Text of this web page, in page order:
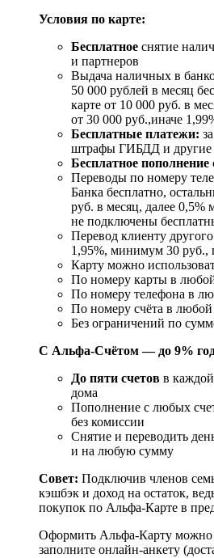
Условия по карте:
Бесплатное снятие
и партнеров
Выдача наличных в
50 000 рублей в месяц
карте от 10 000 руб. в
от 30 000 руб.,иначе
Бесплатные платежи:
штрафы ГИБДД и другие
Бесплатное пополнение
Переводы по номеру
Банка бесплатно,
руб. в месяц, далее 0,5%
не подключены
Перевод клиенту
1,95%, минимум 30 руб.,
Карту можно
По номеру карты в
По номеру телефона в
По номеру счёта в любой
Без ограничений по
С Альфа-Счётом — до 9%
До пяти счетов в
дома
Пополнение с любых
без комиссии
Снятие и переводить
и на любую сумму
Совет: Подключив членов
кэшбэк и доход на остаток,
покупок по Альфа-Карте в
Оформить Альфа-Карту можно
заполните онлайн-анкету